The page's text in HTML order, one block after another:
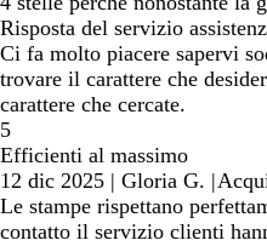
Risposta del servizio
Ci fa molto piacere sapervi
trovare il carattere che
carattere che cercate.
5
Efficienti al massimo
12 dic 2025 | Gloria G. |
Le stampe rispettano
contatto il servizio clienti